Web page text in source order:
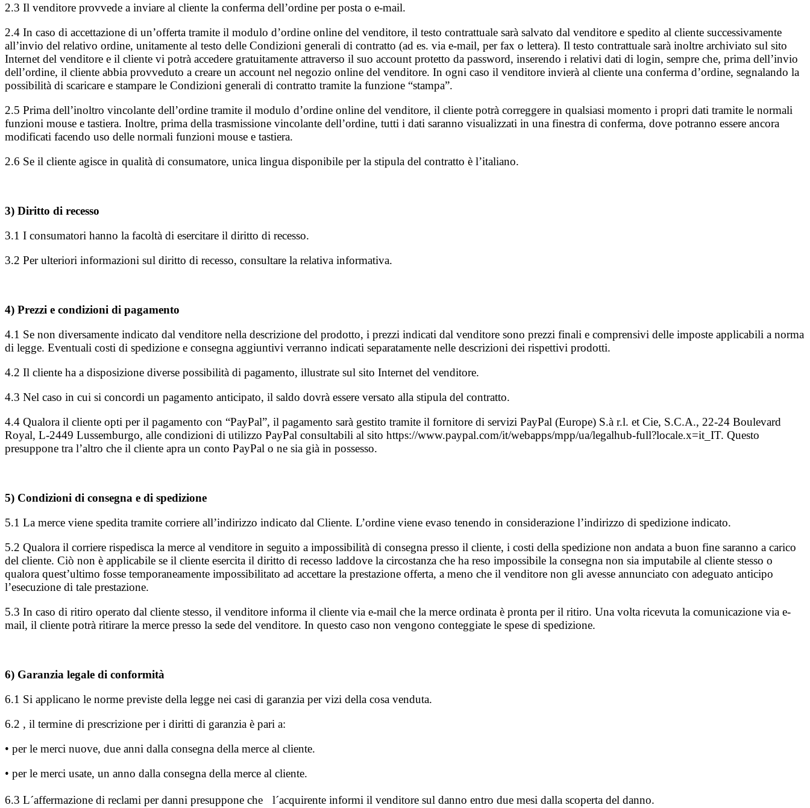
2.3 Il venditore provvede a inviare al cliente la conferma dell’ordine per posta o e-mail.
2.4 In caso di accettazione di un’offerta tramite il modulo d’ordine online del venditore, il testo contrattuale sarà salvato dal venditore e spedito al cliente successivamente
all’invio del relativo ordine, unitamente al testo delle Condizioni generali di contratto (ad es. via e-mail, per fax o lettera). Il testo contrattuale sarà inoltre archiviato sul sito
Internet del venditore e il cliente vi potrà accedere gratuitamente attraverso il suo account protetto da password, inserendo i relativi dati di login, sempre che, prima dell’invio
dell’ordine, il cliente abbia provveduto a creare un account nel negozio online del venditore. In ogni caso il venditore invierà al cliente una conferma d’ordine, segnalando la
possibilità di scaricare e stampare le Condizioni generali di contratto tramite la funzione “stampa”.
2.5 Prima dell’inoltro vincolante dell’ordine tramite il modulo d’ordine online del venditore, il cliente potrà correggere in qualsiasi momento i propri dati tramite le normali
funzioni mouse e tastiera. Inoltre, prima della trasmissione vincolante dell’ordine, tutti i dati saranno visualizzati in una finestra di conferma, dove potranno essere ancora
modificati facendo uso delle normali funzioni mouse e tastiera.
2.6 Se il cliente agisce in qualità di consumatore, unica lingua disponibile per la stipula del contratto è l’italiano.
3) Diritto di recesso
3.1 I consumatori hanno la facoltà di esercitare il diritto di recesso.
3.2 Per ulteriori informazioni sul diritto di recesso, consultare la relativa informativa.
4) Prezzi e condizioni di pagamento
4.1 Se non diversamente indicato dal venditore nella descrizione del prodotto, i prezzi indicati dal venditore sono prezzi finali e comprensivi delle imposte applicabili a norma
di legge. Eventuali costi di spedizione e consegna aggiuntivi verranno indicati separatamente nelle descrizioni dei rispettivi prodotti.
4.2 Il cliente ha a disposizione diverse possibilità di pagamento, illustrate sul sito Internet del venditore.
4.3 Nel caso in cui si concordi un pagamento anticipato, il saldo dovrà essere versato alla stipula del contratto.
4.4 Qualora il cliente opti per il pagamento con “PayPal”, il pagamento sarà gestito tramite il fornitore di servizi PayPal (Europe) S.à r.l. et Cie, S.C.A., 22-24 Boulevard
Royal, L-2449 Lussemburgo, alle condizioni di utilizzo PayPal consultabili al sito https://www.paypal.com/it/webapps/mpp/ua/legalhub-full?locale.x=it_IT. Questo
presuppone tra l’altro che il cliente apra un conto PayPal o ne sia già in possesso.
5) Condizioni di consegna e di spedizione
5.1 La merce viene spedita tramite corriere all’indirizzo indicato dal Cliente. L’ordine viene evaso tenendo in considerazione l’indirizzo di spedizione indicato.
5.2 Qualora il corriere rispedisca la merce al venditore in seguito a impossibilità di consegna presso il cliente, i costi della spedizione non andata a buon fine saranno a carico
del cliente. Ciò non è applicabile se il cliente esercita il diritto di recesso laddove la circostanza che ha reso impossibile la consegna non sia imputabile al cliente stesso o
qualora quest’ultimo fosse temporaneamente impossibilitato ad accettare la prestazione offerta, a meno che il venditore non gli avesse annunciato con adeguato anticipo
l’esecuzione di tale prestazione.
5.3 In caso di ritiro operato dal cliente stesso, il venditore informa il cliente via e-mail che la merce ordinata è pronta per il ritiro. Una volta ricevuta la comunicazione via e-
mail, il cliente potrà ritirare la merce presso la sede del venditore. In questo caso non vengono conteggiate le spese di spedizione.
6) Garanzia legale di conformità
6.1 Si applicano le norme previste della legge nei casi di garanzia per vizi della cosa venduta.
6.2 , il termine di prescrizione per i diritti di garanzia è pari a:
• per le merci nuove, due anni dalla consegna della merce al cliente.
• per le merci usate, un anno dalla consegna della merce al cliente.
6.3 L´affermazione di reclami per danni presuppone che l´acquirente informi il venditore sul danno entro due mesi dalla scoperta del danno.